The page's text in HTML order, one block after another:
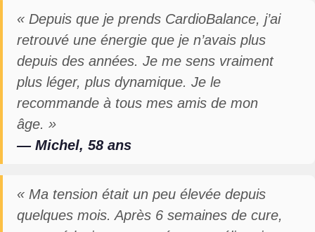
« Depuis que je prends CardioBalance, j’ai
retrouvé une énergie que je n’avais plus
depuis des années. Je me sens vraiment
plus léger, plus dynamique. Je le
recommande à tous mes amis de mon
âge. »
— Michel, 58 ans
« Ma tension était un peu élevée depuis
quelques mois. Après 6 semaines de cure,